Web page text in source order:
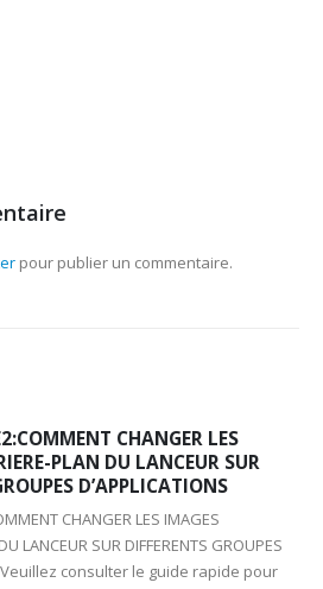
pour publier un commentaire.
CHANGER LES
PLAN DU LANCEUR SUR
D’APPLICATIONS
CHANGER LES IMAGES
LANCEUR SUR DIFFERENTS GROUPES
Veuillez consulter le guide rapide pour